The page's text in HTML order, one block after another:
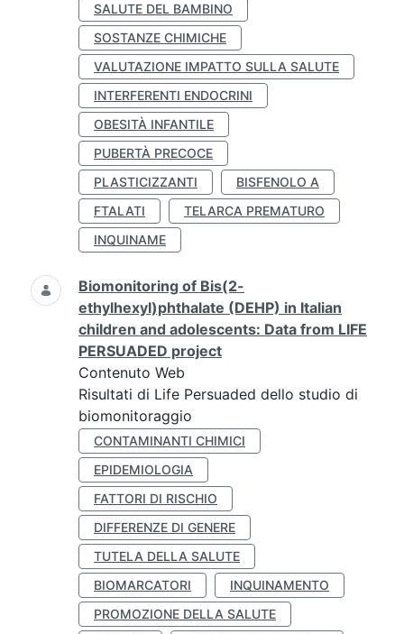
SALUTE DEL BAMBINO
SOSTANZE CHIMICHE
VALUTAZIONE IMPATTO SULLA SALUTE
INTERFERENTI ENDOCRINI
OBESITÀ INFANTILE
PUBERTÀ PRECOCE
PLASTICIZZANTI
BISFENOLO A
FTALATI
TELARCA PREMATURO
INQUINAME
Biomonitoring of Bis(2-
ethylhexyl)phthalate (DEHP) in Italian
children and adolescents: Data from LIFE
PERSUADED project
Contenuto Web
Risultati di Life Persuaded dello studio di
biomonitoraggio
CONTAMINANTI CHIMICI
EPIDEMIOLOGIA
FATTORI DI RISCHIO
DIFFERENZE DI GENERE
TUTELA DELLA SALUTE
BIOMARCATORI
INQUINAMENTO
PROMOZIONE DELLA SALUTE